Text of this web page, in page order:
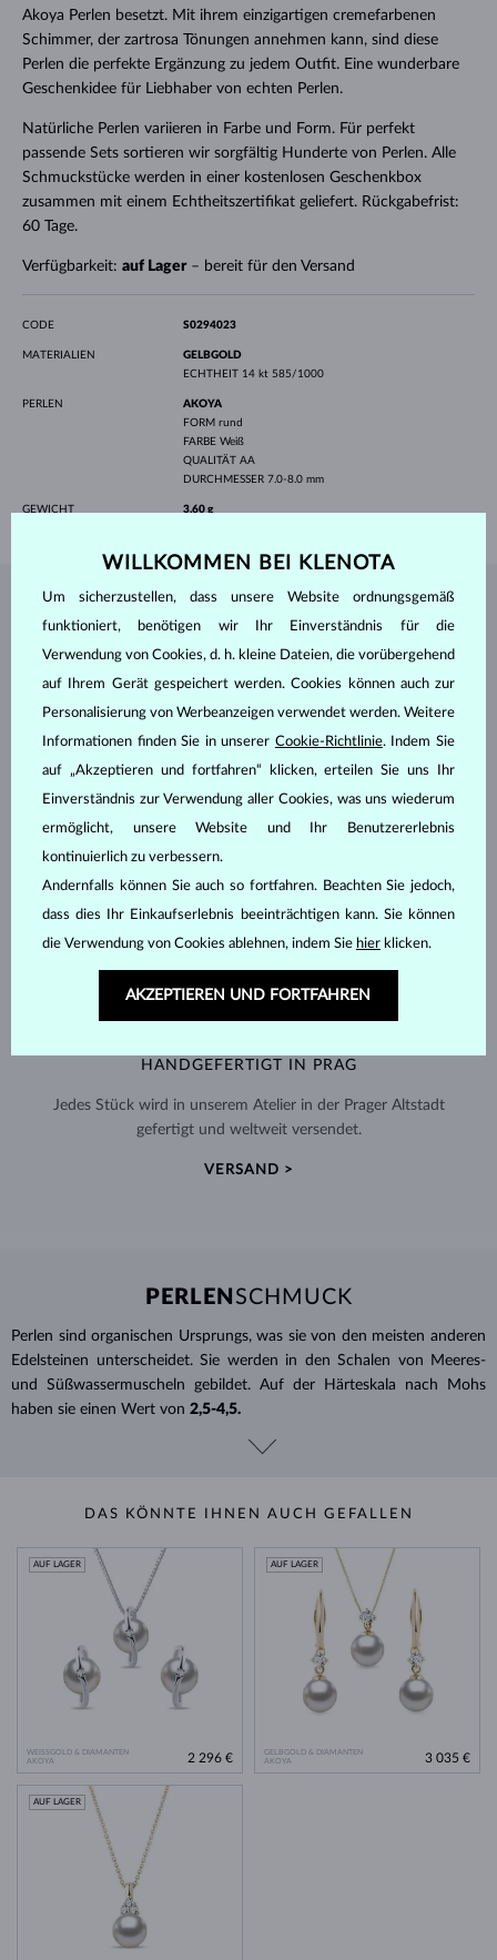
Akoya Perlen besetzt. Mit ihrem einzigartigen cremefarbenen
Schimmer, der zartrosa Tönungen annehmen kann, sind diese
Perlen die perfekte Ergänzung zu jedem Outfit. Eine wunderbare
Geschenkidee für Liebhaber von echten Perlen.
Natürliche Perlen variieren in Farbe und Form. Für perfekt
passende Sets sortieren wir sorgfältig Hunderte von Perlen. Alle
Schmuckstücke werden in einer kostenlosen Geschenkbox
zusammen mit einem Echtheitszertifikat geliefert. Rückgabefrist:
60 Tage.
Verfügbarkeit: auf Lager– bereit für den Versand
CODE S0294023
MATERIALIEN
GELBGOLD
ECHTHEIT 14 kt 585/1000
PERLEN
AKOYA
FORM rund
FARBE Weiß
QUALITÄT AA
DURCHMESSER 7.0-8.0 mm
GEWICHT 3.60 g
KLENOTA ATELIER
HANDGEFERTIGT IN PRAG
Jedes Stück wird in unserem Atelier in der Prager Altstadt
gefertigt und weltweit versendet.
VERSAND >
PERLEN SCHMUCK
Perlen sind organischen Ursprungs, was sie von den meisten anderen
Edelsteinen unterscheidet. Sie werden in den Schalen von Meeres-
und Süßwassermuscheln gebildet. Auf der Härteskala nach Mohs
haben sie einen Wert von 2,5-4,5.
DAS KÖNNTE IHNEN AUCH GEFALLEN
WEISSGOLD & DIAMANTEN
AKOYA
AUF LAGER
2 296 €
GELBGOLD & DIAMANTEN
AKOYA
AUF LAGER
3 035 €
AUF LAGER
WILLKOMMEN BEI KLENOTA
Um sicherzustellen, dass unsere Website ordnungsgemäß
funktioniert, benötigen wir Ihr Einverständnis für die
Verwendung von Cookies, d. h. kleine Dateien, die vorübergehend
auf Ihrem Gerät gespeichert werden. Cookies können auch zur
Personalisierung von Werbeanzeigen verwendet werden. Weitere
Informationen finden Sie in unserer Cookie-Richtlinie. Indem Sie
auf „Akzeptieren und fortfahren“ klicken, erteilen Sie uns Ihr
Einverständnis zur Verwendung aller Cookies, was uns wiederum
ermöglicht, unsere Website und Ihr Benutzererlebnis
kontinuierlich zu verbessern.
Andernfalls können Sie auch so fortfahren. Beachten Sie jedoch,
dass dies Ihr Einkaufserlebnis beeinträchtigen kann. Sie können
die Verwendung von Cookies ablehnen, indem Sie hier klicken.
AKZEPTIEREN UND FORTFAHREN